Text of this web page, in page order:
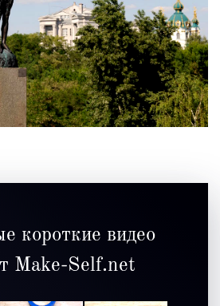
короткие видео
Make-Self.net